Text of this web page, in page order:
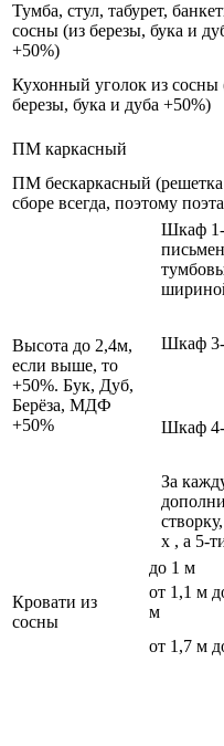
Тумба, стул, табурет,
сосны (из березы, бука и
+50%)
Кухонный уголок из сосны
березы, бука и дуба +50%)
ПМ каркасный
ПМ бескаркасный
сборе всегда, поэтому
Высота до 2,4м,
если выше, то
+50%. Бук, Дуб,
Берёза, МДФ
+50%
Шкаф 1-
Шкаф 3-
Шкаф 4-
За
х , а 5-
Кровати из
сосны
до 1 м
от 1,1 м
м
от 1,7 м